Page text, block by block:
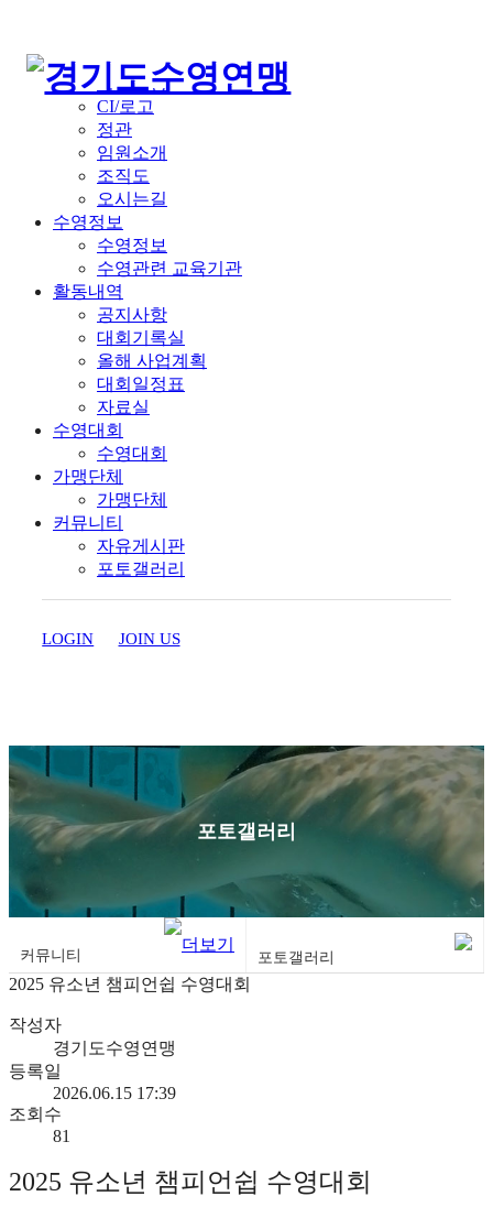
인사말
역대회장
CI/로고
정관
임원소개
조직도
오시는길
수영정보
수영정보
수영관련 교육기관
활동내역
공지사항
대회기록실
올해 사업계획
대회일정표
자료실
수영대회
수영대회
가맹단체
가맹단체
커뮤니티
자유게시판
포토갤러리
LOGIN JOIN US
포토갤러리
커뮤니티 포토갤러리
2025 유소년 챔피언쉽 수영대회
작성자
경기도수영연맹
등록일
2026.06.15 17:39
조회수
81
2025 유소년 챔피언쉽 수영대회